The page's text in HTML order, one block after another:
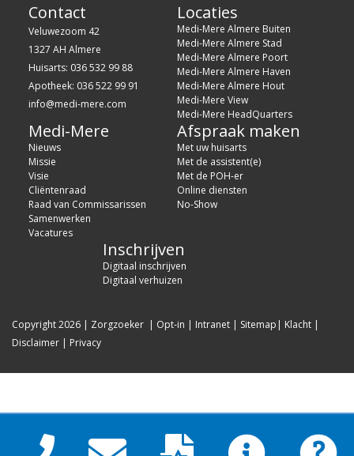
Contact
Veluwezoom 42
1327 AH Almere
Huisarts: 036 532 99 88
Apotheek: 036 522 99 91
info@medi-mere.com
Locaties
Medi-Mere Almere Buiten
Medi-Mere Almere Stad
Medi-Mere Almere Poort
Medi-Mere Almere Haven
Medi-Mere Almere Hout
Medi-Mere View
Medi-Mere HeadQuarters
Medi-Mere
Nieuws
Missie
Visie
Cliëntenraad
Raad van Commissarissen
Samenwerken
Vacatures
Afspraak maken
Met uw huisarts
Met de assistent(e)
Met de POH-er
Online diensten
No-Show
Inschrijven
Digitaal inschrijven
Digitaal verhuizen
Copyright 2026 | Zorgzoeker | Opt-in | Intranet | Sitemap | Klacht |
Disclaimer | Privacy